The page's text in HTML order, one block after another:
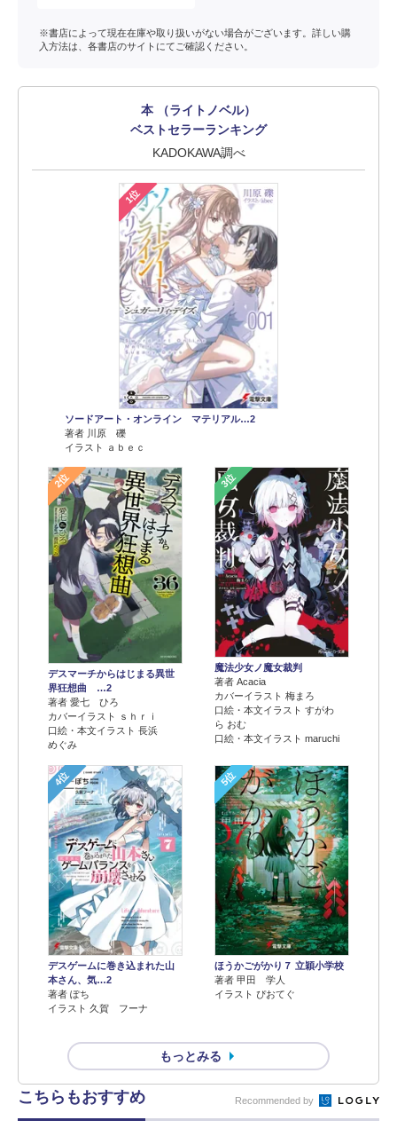
※書店によって現在在庫や取り扱いがない場合がございます。詳しい購
入方法は、各書店のサイトにてご確認ください。
本 （ライトノベル）
ベストセラーランキング
KADOKAWA調べ
1位
ソードアート・オンライン マテリアル…2
著者 川原 礫
イラスト ａｂｅｃ
2位
デスマーチからはじまる異世
界狂想曲 …2
著者 愛七 ひろ
カバーイラスト ｓｈｒｉ
口絵・本文イラスト 長浜
めぐみ
3位
魔法少女ノ魔女裁判
著者 Acacia
カバーイラスト 梅まろ
口絵・本文イラスト すがわ
ら おむ
口絵・本文イラスト maruchi
4位
デスゲームに巻き込まれた山
本さん、気…2
著者 ぽち
イラスト 久賀 フーナ
5位
ほうかごがかり７ 立穎小学校
著者 甲田 学人
イラスト ぴおてぐ
もっとみる
こちらもおすすめ Recommended by